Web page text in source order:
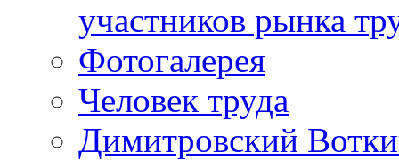
участников рынка
Фотогалерея
Человек труда
Димитровский